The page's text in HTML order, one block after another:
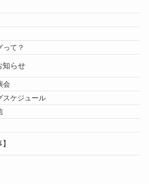
って？
知らせ
会
スケジュール